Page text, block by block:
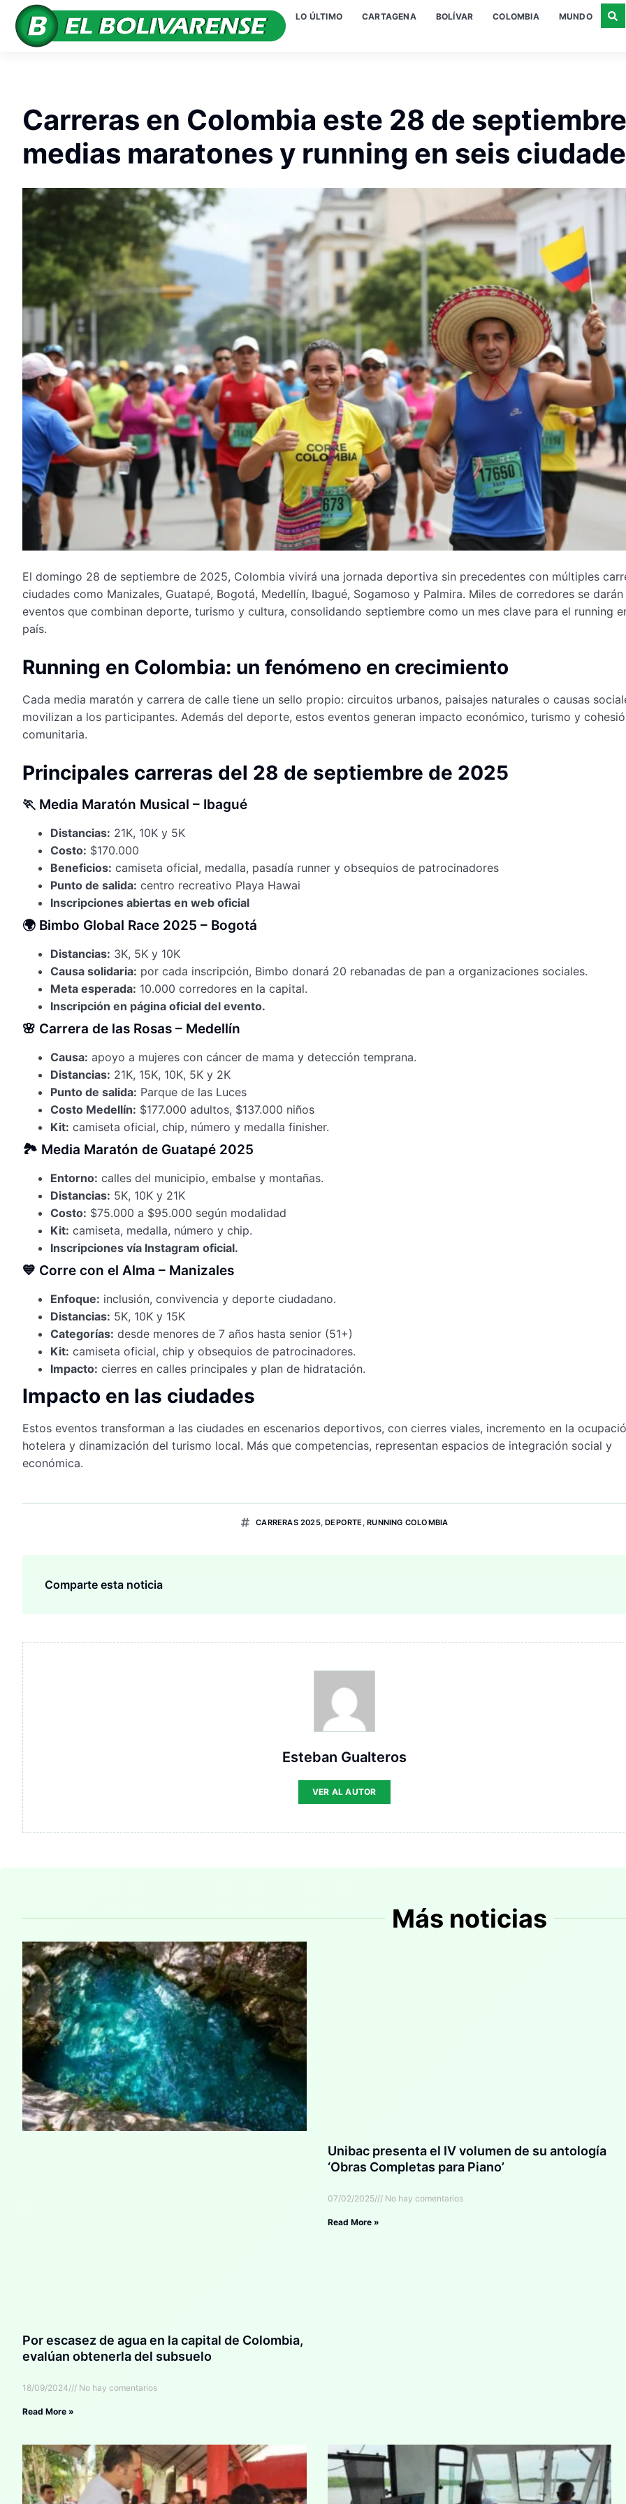
LO ÚLTIMO CARTAGENA BOLÍVAR COLOMBIA MUNDO
Carreras en Colombia este 28 de
medias maratones y running en seis
El domingo 28 de septiembre de 2025, Colombia vivirá una jornada deportiva sin precedentes con múltiples
ciudades como Manizales, Guatapé, Bogotá, Medellín, Ibagué, Sogamoso y Palmira. Miles de corredores se
eventos que combinan deporte, turismo y cultura, consolidando septiembre como un mes clave para el running
país.
Running en Colombia: un fenómeno en crecimiento
Cada media maratón y carrera de calle tiene un sello propio: circuitos urbanos, paisajes naturales o causas
movilizan a los participantes. Además del deporte, estos eventos generan impacto económico, turismo y
comunitaria.
Principales carreras del 28 de septiembre de 2025
🏃 Media Maratón Musical – Ibagué
Distancias: 21K, 10K y 5K
Costo: $170.000
Beneficios: camiseta oficial, medalla, pasadía runner y obsequios de patrocinadores
Punto de salida: centro recreativo Playa Hawai
Inscripciones abiertas en web oficial
🌍 Bimbo Global Race 2025 – Bogotá
Distancias: 3K, 5K y 10K
Causa solidaria: por cada inscripción, Bimbo donará 20 rebanadas de pan a organizaciones sociales.
Meta esperada: 10.000 corredores en la capital.
Inscripción en página oficial del evento.
🌸 Carrera de las Rosas – Medellín
Causa: apoyo a mujeres con cáncer de mama y detección temprana.
Distancias: 21K, 15K, 10K, 5K y 2K
Punto de salida: Parque de las Luces
Costo Medellín: $177.000 adultos, $137.000 niños
Kit: camiseta oficial, chip, número y medalla finisher.
🏞️ Media Maratón de Guatapé 2025
Entorno: calles del municipio, embalse y montañas.
Distancias: 5K, 10K y 21K
Costo: $75.000 a $95.000 según modalidad
Kit: camiseta, medalla, número y chip.
Inscripciones vía Instagram oficial.
💙 Corre con el Alma – Manizales
Enfoque: inclusión, convivencia y deporte ciudadano.
Distancias: 5K, 10K y 15K
Categorías: desde menores de 7 años hasta senior (51+)
Kit: camiseta oficial, chip y obsequios de patrocinadores.
Impacto: cierres en calles principales y plan de hidratación.
Impacto en las ciudades
Estos eventos transforman a las ciudades en escenarios deportivos, con cierres viales, incremento en la
hotelera y dinamización del turismo local. Más que competencias, representan espacios de integración social y
económica.
CARRERAS 2025,DEPORTE ,RUNNING COLOMBIA
Comparte esta noticia
Esteban Gualteros
VER AL AUTOR
Más noticias
Por escasez de agua en la capital de Colombia,
evalúan obtenerla del subsuelo
18/09/2024 No hay comentarios
Read More »
Unibac presenta el IV volumen de su antología
‘Obras Completas para Piano’
07/02/2025 No hay comentarios
Read More »